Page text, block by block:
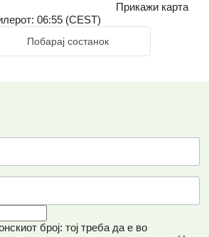
Прикажи карта
06:55 (CEST)
Побарај состанок
број: тој треба да е во